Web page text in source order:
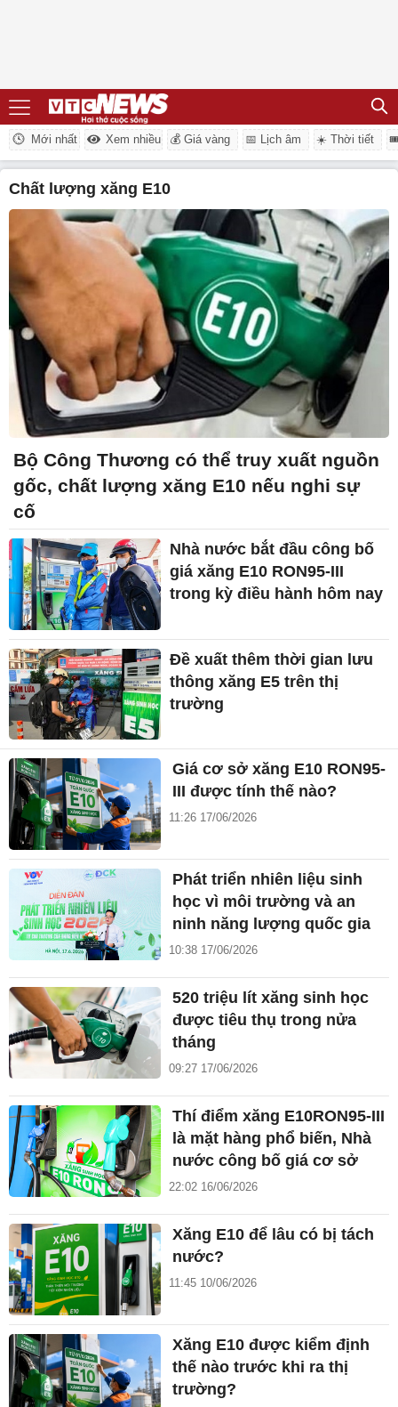
Mới nhất Xem nhiều 💰 Giá vàng 📅 Lịch âm ☀️ Thời tiết
chất lượng xăng E10
Bộ Công Thương có thể truy xuất nguồn
gốc, chất lượng xăng E10 nếu nghi sự
cố
Nhà nước bắt đầu công bố
giá xăng E10 RON95-III
trong kỳ điều hành hôm nay
Đề xuất thêm thời gian lưu
thông xăng E5 trên thị
trường
Giá cơ sở xăng E10 RON95-
III được tính thế nào?
11:26 17/06/2026
Phát triển nhiên liệu sinh
học vì môi trường và an
ninh năng lượng quốc gia
10:38 17/06/2026
520 triệu lít xăng sinh học
được tiêu thụ trong nửa
tháng
09:27 17/06/2026
Thí điểm xăng E10RON95-III
là mặt hàng phổ biến, Nhà
nước công bố giá cơ sở
22:02 16/06/2026
Xăng E10 để lâu có bị tách
nước?
11:45 10/06/2026
Xăng E10 được kiểm định
thế nào trước khi ra thị
trường?